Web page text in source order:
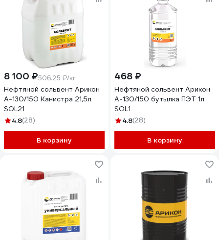
8 100 ₽506.25 ₽/кг
Нефтяной сольвент Арикон
А-130/150 Канистра 21,5л
SOL21
4.8(28)
В корзину
468 ₽
Нефтяной сольвент Арикон
А-130/150 бутылка ПЭТ 1л
SOL1
4.8(28)
В корзину